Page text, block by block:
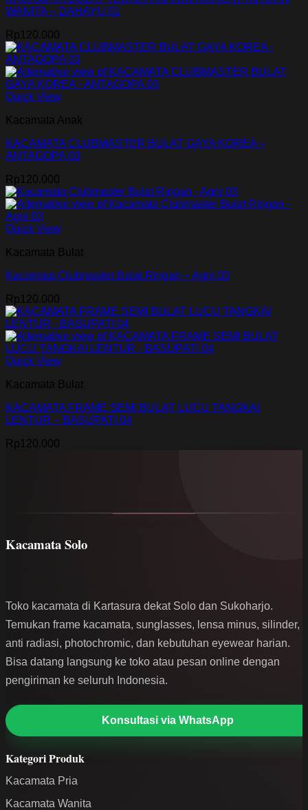
WANITA – DAHAYU 01
Rp 120.000
Quick View
Kacamata Anak
KACAMATA CLUBMASTER BULAT GAYA KOREA –
ANTAGOPA 03
Rp 120.000
Quick View
Kacamata Bulat
Kacamata Clubmaster Bulat Ringan – Agni 03
Rp 120.000
Quick View
Kacamata Bulat
KACAMATA FRAME SEMI BULAT LUCU TANGKAI
LENTUR – BASUPATI 04
Rp 120.000
Kacamata Solo
Toko kacamata di Kartasura dekat Solo dan Sukoharjo.
Temukan frame kacamata, sunglasses, lensa minus, silinder,
anti radiasi, photochromic, dan kebutuhan eyewear harian.
Bisa datang langsung ke toko atau pesan online dengan
pengiriman ke seluruh Indonesia.
Konsultasi via WhatsApp
Kategori Produk
Kacamata Pria
Kacamata Wanita